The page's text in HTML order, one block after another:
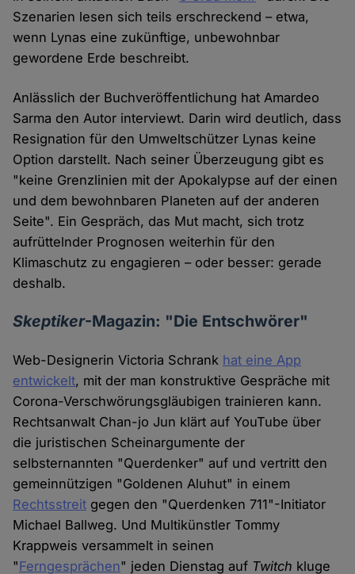
Szenarien lesen sich teils erschreckend – etwa,
wenn Lynas eine zukünftige, unbewohnbar
gewordene Erde beschreibt.
Anlässlich der Buchveröffentlichung hat Amardeo
Sarma den Autor interviewt. Darin wird deutlich, dass
Resignation für den Umweltschützer Lynas keine
Option darstellt. Nach seiner Überzeugung gibt es
"keine Grenzlinien mit der Apokalypse auf der einen
und dem bewohnbaren Planeten auf der anderen
Seite". Ein Gespräch, das Mut macht, sich trotz
aufrüttelnder Prognosen weiterhin für den
Klimaschutz zu engagieren – oder besser: gerade
deshalb.
Skeptiker-Magazin: "Die Entschwörer"
Web-Designerin Victoria Schrank hat eine App
entwickelt, mit der man konstruktive Gespräche mit
Corona-Verschwörungsgläubigen trainieren kann.
Rechtsanwalt Chan-jo Jun klärt auf YouTube über
die juristischen Scheinargumente der
selbsternannten "Querdenker" auf und vertritt den
gemeinnützigen "Goldenen Aluhut" in einem
Rechtsstreit gegen den "Querdenken 711"-Initiator
Michael Ballweg. Und Multikünstler Tommy
Krappweis versammelt in seinen
"Ferngesprächen" jeden Dienstag auf Twitch kluge